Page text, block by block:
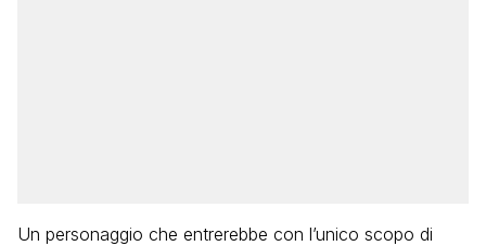
Un personaggio che entrerebbe con l’unico scopo di